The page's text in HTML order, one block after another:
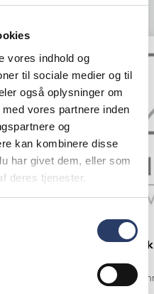
vores indhold og
til sociale medier og til
også oplysninger om
vores partnere inden
og
kan kombinere disse
har givet dem, eller som
deres tjenester.
Rosti
Krus
ØxH: 72x97